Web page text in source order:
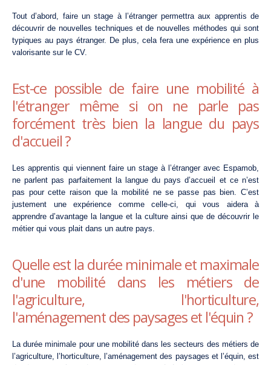
Tout d’abord, faire un stage à l’étranger permettra aux apprentis de
découvrir de nouvelles techniques et de nouvelles méthodes qui sont
typiques au pays étranger. De plus, cela fera une expérience en plus
valorisante sur le CV.
Est-ce possible de faire une mobilité à
l'étranger même si on ne parle pas
forcément très bien la langue du pays
d'accueil ?
Les apprentis qui viennent faire un stage à l’étranger avec Espamob,
ne parlent pas parfaitement la langue du pays d’accueil et ce n’est
pas pour cette raison que la mobilité ne se passe pas bien. C’est
justement une expérience comme celle-ci, qui vous aidera à
apprendre d’avantage la langue et la culture ainsi que de découvrir le
métier qui vous plait dans un autre pays.
Quelle est la durée minimale et maximale
d'une mobilité dans les métiers de
l'agriculture, l'horticulture,
l'aménagement des paysages et l'équin ?
La durée minimale pour une mobilité dans les secteurs des métiers de
l’agriculture, l’horticulture, l’aménagement des paysages et l’équin, est